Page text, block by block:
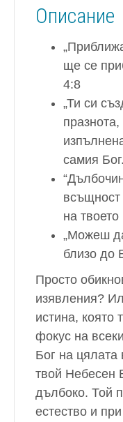
Описание
ще се
4:8
„Ти си
самия
на
„Можеш
близо до
Просто
изявления?
истина, която
фокус на
Бог на цялата
твой Небесен
дълбоко. Той
естество и